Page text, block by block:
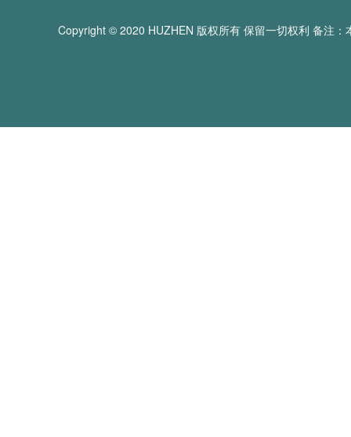
Copyright © 2020 HUZHEN 版权所有 保留一切权利 备注